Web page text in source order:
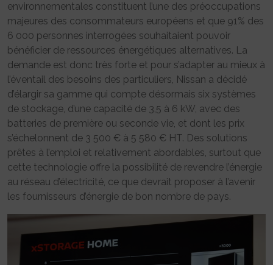
environnementales constituent l’une des préoccupations
majeures des consommateurs européens et que 91% des
6 000 personnes interrogées souhaitaient pouvoir
bénéficier de ressources énergétiques alternatives. La
demande est donc très forte et pour s’adapter au mieux à
l’éventail des besoins des particuliers, Nissan a décidé
d’élargir sa gamme qui compte désormais six systèmes
de stockage, d’une capacité de 3,5 à 6 kW, avec des
batteries de première ou seconde vie, et dont les prix
s’échelonnent de 3 500 € à 5 580 € HT. Des solutions
prêtes à l’emploi et relativement abordables, surtout que
cette technologie offre la possibilité de revendre l’énergie
au réseau d’électricité, ce que devrait proposer à l’avenir
les fournisseurs d’énergie de bon nombre de pays.